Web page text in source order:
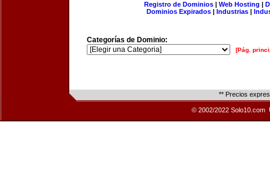
Registro de Dominios| Web Hosting |
Dominios Expirados | Industrias |
Categorías de Dominio:
[Pág.
** Precios
© 2002/2022 Solo10.com